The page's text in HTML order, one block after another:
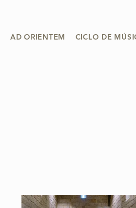
AD ORIENTEM CICLO DE